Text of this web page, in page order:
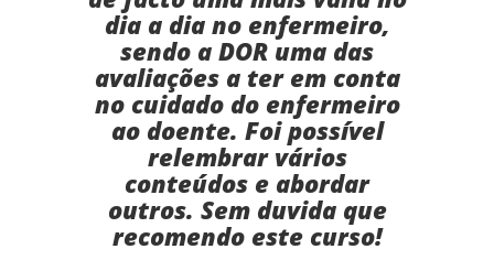
dia a dia no enfermeiro,
sendo a DOR uma das
avaliações a ter em conta
no cuidado do enfermeiro
ao doente. Foi possível
relembrar vários
conteúdos e abordar
outros. Sem duvida que
recomendo este curso!